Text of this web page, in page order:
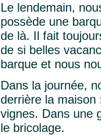
Le lendemain,
possède une
de là. Il fait
de si belles
barque et nous
Dans la journée,
derrière la
vignes. Dans une
le bricolage.